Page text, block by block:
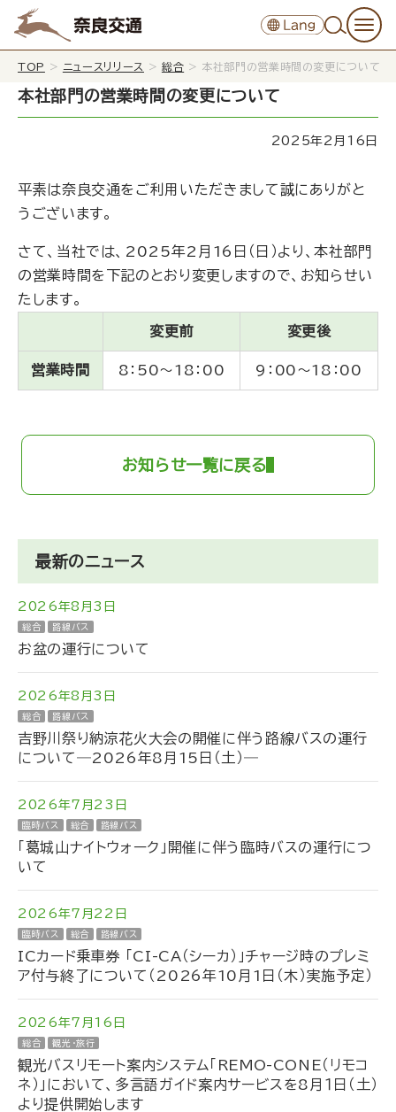
TOP > ニュースリリース > 総合 > 本社部門の営業時間の変更について
本社部門の営業時間の変更について
2025年2月16日
平素は奈良交通をご利用いただきまして誠にありがと
うございます。
さて、当社では、2025年2月16日（日）より、本社部門
の営業時間を下記のとおり変更しますので、お知らせい
たします。
変更前 変更後
営業時間 8：50～18：00 9：00～18：00
お知らせ一覧に戻る
最新のニュース
2026年8月3日
総合 路線バス
お盆の運行について
2026年8月3日
総合 路線バス
吉野川祭り納涼花火大会の開催に伴う路線バスの運行
について―2026年8月15日（土）―
2026年7月23日
臨時バス 総合 路線バス
「葛城山ナイトウォーク」開催に伴う臨時バスの運行につ
いて
2026年7月22日
臨時バス 総合 路線バス
ICカード乗車券 「CI-CA（シーカ）」チャージ時のプレミ
ア付与終了について（2026年10月1日（木）実施予定）
2026年7月16日
総合 観光・旅行
観光バスリモート案内システム「REMO-CONE（リモコ
ネ）」において、多言語ガイド案内サービスを8月１日（土）
より提供開始します